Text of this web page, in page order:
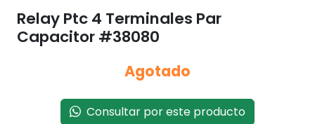
Relay Ptc 4 Terminales Par
Capacitor #38080
Agotado
Consultar por este producto